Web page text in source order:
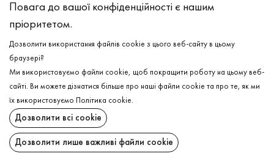
Бавовна - 100%
Прання в теплій воді (до 40°С)
Відбілювання заборонено
Прасувати при високій температурі
Можна віджимати і сушити в пральній машині
Хімчистка дозволена
ДОСТАВКА
ПОВЕРНЕННЯ
Повага до вашої конфіденційності є нашим
пріоритетом.
Дозволити використання файлів cookie з цього веб-сайту в цьому
браузері?
Ми використовуємо файли cookie, щоб покращити роботу на цьому веб-
сайті. Ви можете дізнатися більше про наші файли cookie та про те, як ми
їх використовуємо
Політика cookie.
Дозволити всі cookie
Дозволити лише важливі файли cookie